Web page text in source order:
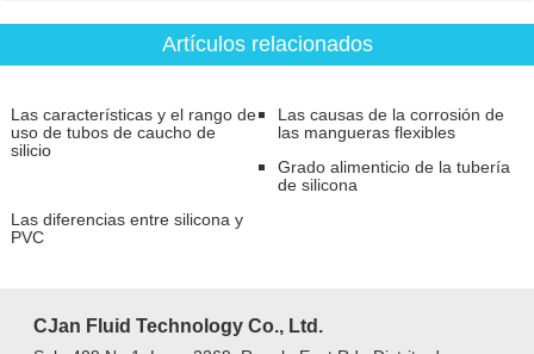
Artículos relacionados
Las características y el rango de
uso de tubos de caucho de
silicio
Las causas de la corrosión de
las mangueras flexibles
Grado alimenticio de la tubería
de silicona
Las diferencias entre silicona y
PVC
CJan Fluid Technology Co., Ltd.